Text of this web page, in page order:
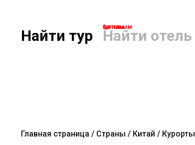
Найти тур Найти отель
по оптовым ценам. %
Главная страница Страны Китай Курорты